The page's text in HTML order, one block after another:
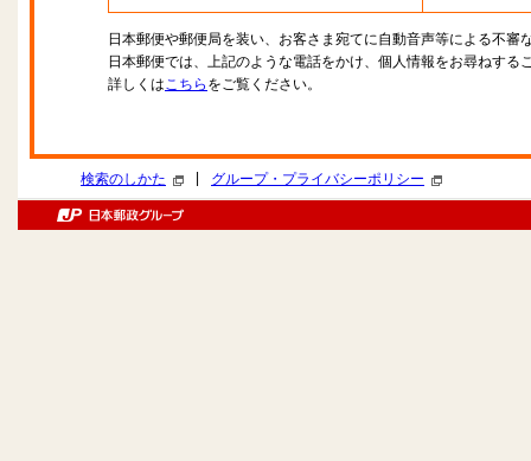
日本郵便や郵便局を装い、お客さま宛てに自動音声等による不審
日本郵便では、上記のような電話をかけ、個人情報をお尋ねする
詳しくはこちら をご覧ください。
検索のしかた グループ・プライバシーポリシー